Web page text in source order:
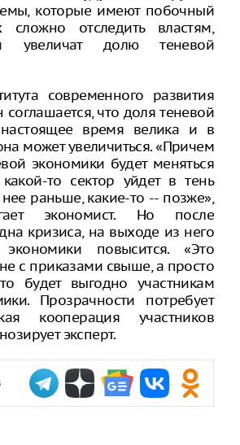
которые имеют побочный
отследить властям,
увеличат долю теневой
современного развития
что доля теневой
время велика и в
может увеличиться. «Причем
экономики будет меняться
то сектор уйдет в тень
раньше, какие-то -- позже»,
экономист. Но после
кризиса, на выходе из него
экономики повысится. «Это
с приказами свыше, а просто
будет выгодно участникам
Прозрачности потребует
кооперация участников
эксперт.